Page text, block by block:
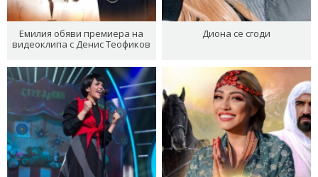
Емилия обяви премиера на
видеоклипа с Денис Теофиков
Диона се сгоди